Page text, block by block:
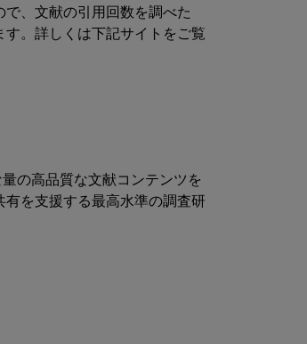
、文献の引用回数を調べた
。詳しくは下記サイトをご覧
量の高品質な文献コンテンツを
を支援する最高水準の調査研